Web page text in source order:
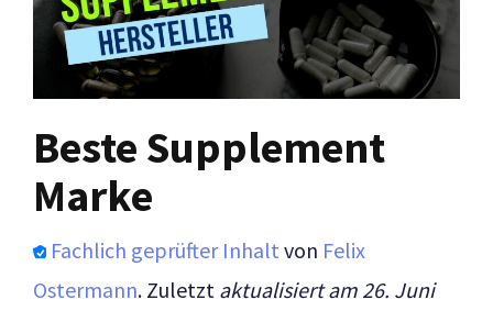
Beste Supplement
Marke
Fachlich geprüfter Inhalt von Felix
Ostermann. Zuletzt aktualisiert am 26. Juni